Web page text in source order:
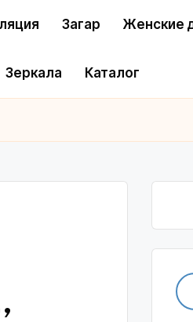
Загар Женские
Зеркала Каталог